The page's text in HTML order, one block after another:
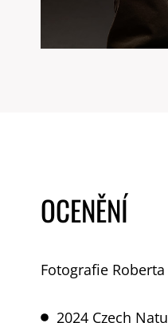
OCENĚNÍ
Fotografie
2024 Czech